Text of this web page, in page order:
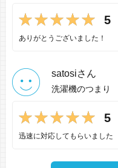
5
ありがとうございました！
satosiさん
洗濯機のつまり
5
迅速に対応してもらいました